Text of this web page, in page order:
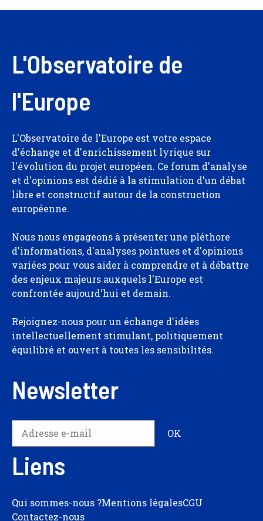
L'Observatoire de
l'Europe
L'Observatoire de l'Europe est votre espace
d'échange et d'enrichissement lyrique sur
l'évolution du projet européen. Ce forum d'analyse
et d'opinions est dédié à la stimulation d'un débat
libre et constructif autour de la construction
européenne.
Nous nous engageons à présenter une pléthore
d'informations, d'analyses pointues et d'opinions
variées pour vous aider à comprendre et à débattre
des enjeux majeurs auxquels l'Europe est
confrontée aujourd'hui et demain.
Rejoignez-nous pour un échange d'idées
intellectuellement stimulant, politiquement
équilibré et ouvert à toutes les sensibilités.
Newsletter
Liens
Qui sommes-nous ?Mentions légalesCGU
Contactez-nous